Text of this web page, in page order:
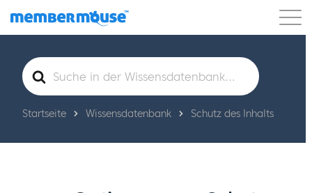
Eigenschaften Kunden Preisgestaltung
Los geht's
Suche
nach
Startseite Wissensdatenbank Schutz des Inhalts